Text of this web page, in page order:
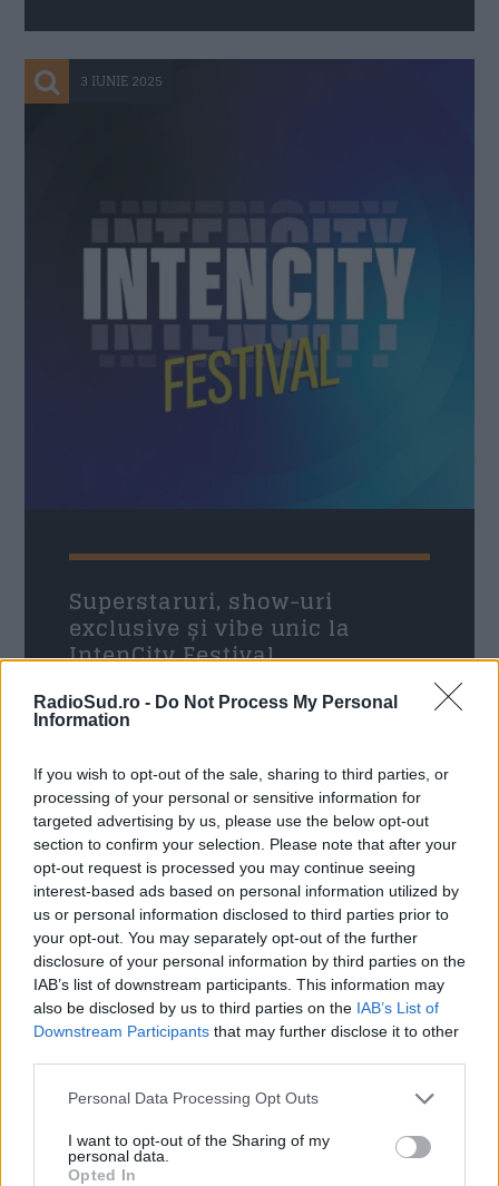
RadioSud.ro - Do Not Process My Personal
Information
If you wish to opt-out of the sale, sharing to third parties, or
processing of your personal or sensitive information for
targeted advertising by us, please use the below opt-out
section to confirm your selection. Please note that after your
opt-out request is processed you may continue seeing
interest-based ads based on personal information utilized by
us or personal information disclosed to third parties prior to
your opt-out. You may separately opt-out of the further
disclosure of your personal information by third parties on the
IAB’s list of downstream participants. This information may
also be disclosed by us to third parties on the IAB’s List of
Downstream Participants that may further disclose it to other
Please note that this website/app uses one or more Google
not limited to your visit or usage behaviour. You may click to
grant or deny consent to Google and its third-party tags to
Personal Data Processing Opt Outs
I want to opt-out of the Sharing of my
personal data.
Opted In
3 IUNIE 2025
Superstaruri, show-uri
exclusive și vibe unic la
IntenCity Festival
Radio Sud
3 iunie 2025
Craiova se pregătește să pulseze pe ritmuri
IntenCity, care va avea loc în perioada 26-29
iunie 2025. Cu o producție vizuală
impresionantă, scenotehnică de ultimă
generație și un lineup care aduce împreună
nume mari ale industriei muzicale
internaționale, ediția din acest an se anunță
explozivă. Pe mainstage-ul […]
Citeste mai mult